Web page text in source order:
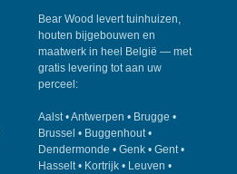
Bear Wood levert tuinhuizen,
houten bijgebouwen en
maatwerk in heel België — met
gratis levering tot aan uw
perceel:
Aalst •Antwerpen • Brugge •
Brussel • Buggenhout •
Dendermonde •Genk •Gent •
Hasselt • Kortrijk • Leuven •